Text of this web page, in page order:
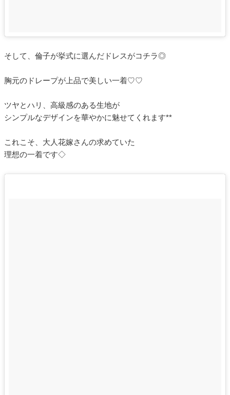
そして、倫子が挙式に選んだドレスがコチラ◎
胸元のドレープが上品で美しい一着♡♡
ツヤとハリ、高級感のある生地が
シンプルなデザインを華やかに魅せてくれます**
これこそ、大人花嫁さんの求めていた
理想の一着です◇